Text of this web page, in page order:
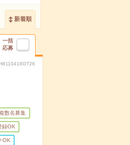
新着順
一括
応募
数名募集
録OK
OK